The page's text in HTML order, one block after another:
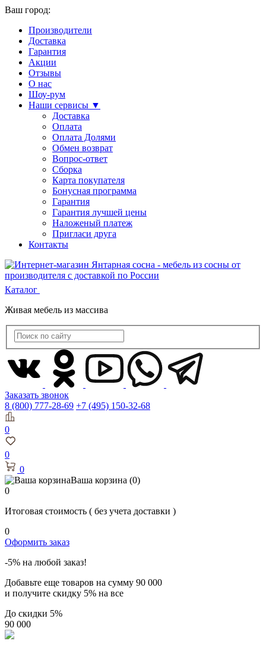
Ваш город:
Производители
Доставка
Гарантия
Акции
Отзывы
О нас
Шоу-рум
Наши сервисы ▼
Доставка
Оплата
Оплата Долями
Обмен возврат
Вопрос-ответ
Сборка
Карта покупателя
Бонусная программа
Гарантия
Гарантия лучшей цены
Наложеный платеж
Пригласи друга
Контакты
Каталог
Живая мебель из массива
Заказать звонок
8 (800) 777-28-69 +7 (495) 150-32-68
0
0
0
Ваша корзина (0)
0
Итоговая стоимость ( без учета доставки )
0
Оформить заказ
-5% на любой заказ!
Добавьте еще товаров на сумму 90 000
и получите скидку 5% на все
До скидки 5%
90 000